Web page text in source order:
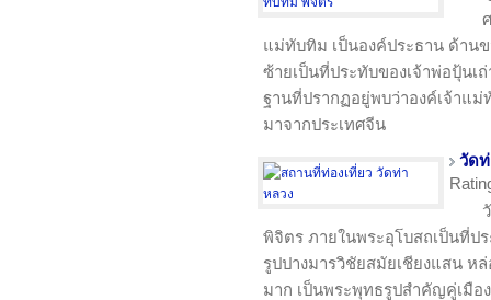
แม่ทับทิม เป็นองค์ประธาน ด้าน
ซ้ายเป็นที่ประทับของเจ้าพ่อปุ้นเ
ฐานที่ปรากฏอยู่พบว่าองค์เจ้าแ
มาจากประเทศจีน
วัด
พิจิตร ภายในพระอุโบสถเป็นที่ป
รูปปางมารวิชัยสมัยเชียงแสน
มาก เป็นพระพุทธรูปสำคัญคู่เมือ